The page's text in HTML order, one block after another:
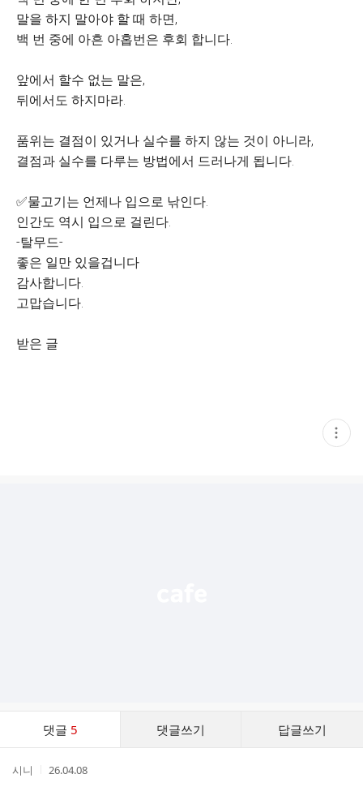
말을 하지 말아야 할 때 하면,
백 번 중에 아흔 아홉번은 후회 합니다.
앞에서 할수 없는 말은,
뒤에서도 하지마라.
품위는 결점이 있거나 실수를 하지 않는 것이 아니라,
결점과 실수를 다루는 방법에서 드러나게 됩니다.
✅️물고기는 언제나 입으로 낚인다.
인간도 역시 입으로 걸린다.
-탈무드-
좋은 일만 있을겁니다
감사합니다.
고맙습니다.
받은 글
현
재
댓글 5 댓글쓰기 답글쓰기
작
시니
작
26.04.08